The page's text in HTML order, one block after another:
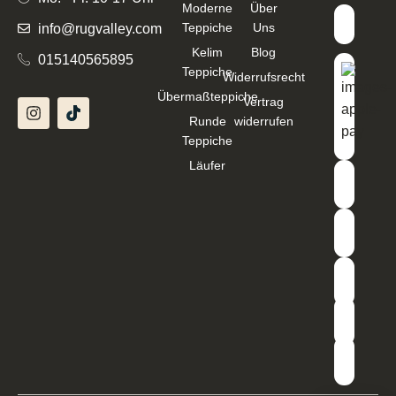
info@rugvalley.com
015140565895
Moderne
Teppiche
Kelim
Teppiche
Übermaßteppiche
Runde
Teppiche
Läufer
Über
Uns
Blog
Widerrufsrecht
Vertrag
widerrufen